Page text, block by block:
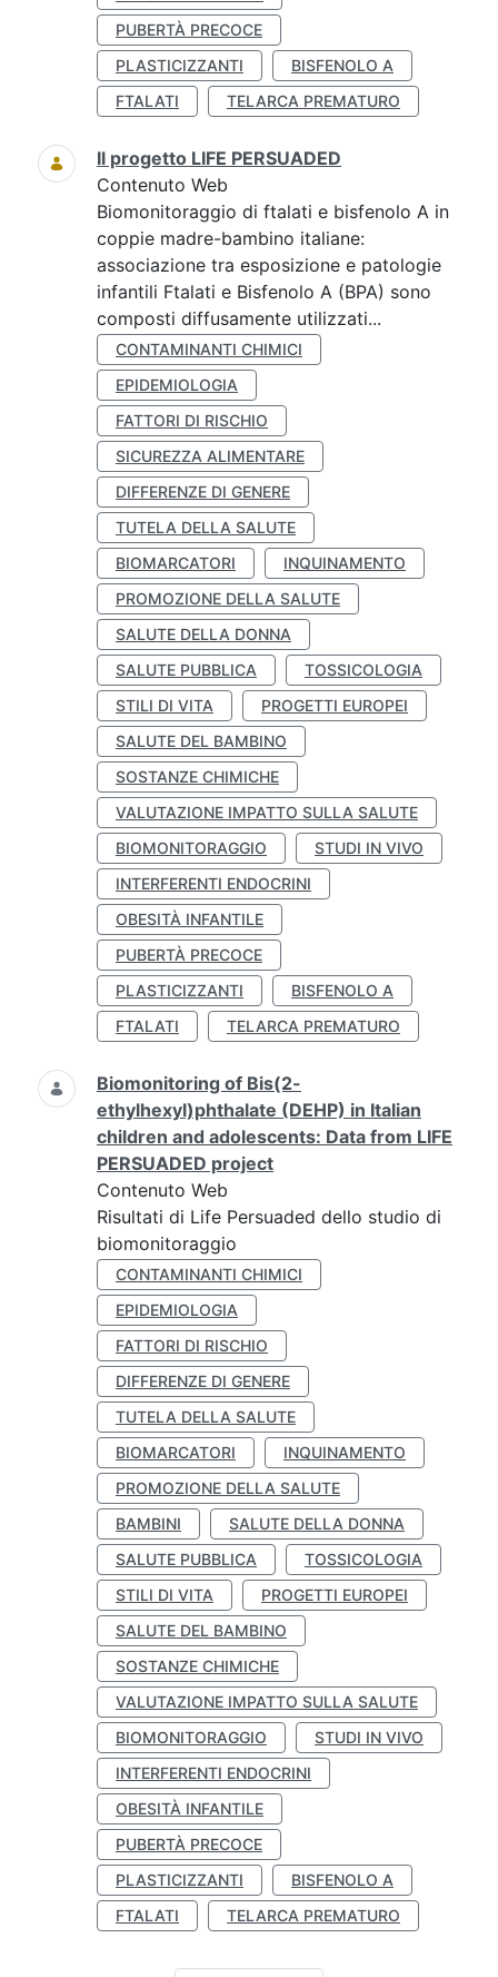
PUBERTÀ PRECOCE
PLASTICIZZANTI
BISFENOLO A
FTALATI
TELARCA PREMATURO
Il progetto LIFE PERSUADED
Contenuto Web
Biomonitoraggio di ftalati e bisfenolo A in
coppie madre-bambino italiane:
associazione tra esposizione e patologie
infantili Ftalati e Bisfenolo A (BPA) sono
composti diffusamente utilizzati...
CONTAMINANTI CHIMICI
EPIDEMIOLOGIA
FATTORI DI RISCHIO
SICUREZZA ALIMENTARE
DIFFERENZE DI GENERE
TUTELA DELLA SALUTE
BIOMARCATORI
INQUINAMENTO
PROMOZIONE DELLA SALUTE
SALUTE DELLA DONNA
SALUTE PUBBLICA
TOSSICOLOGIA
STILI DI VITA
PROGETTI EUROPEI
SALUTE DEL BAMBINO
SOSTANZE CHIMICHE
VALUTAZIONE IMPATTO SULLA SALUTE
BIOMONITORAGGIO
STUDI IN VIVO
INTERFERENTI ENDOCRINI
OBESITÀ INFANTILE
PUBERTÀ PRECOCE
PLASTICIZZANTI
BISFENOLO A
FTALATI
TELARCA PREMATURO
Biomonitoring of Bis(2-
ethylhexyl)phthalate (DEHP) in Italian
children and adolescents: Data from LIFE
PERSUADED project
Contenuto Web
Risultati di Life Persuaded dello studio di
biomonitoraggio
CONTAMINANTI CHIMICI
EPIDEMIOLOGIA
FATTORI DI RISCHIO
DIFFERENZE DI GENERE
TUTELA DELLA SALUTE
BIOMARCATORI
INQUINAMENTO
PROMOZIONE DELLA SALUTE
BAMBINI
SALUTE DELLA DONNA
SALUTE PUBBLICA
TOSSICOLOGIA
STILI DI VITA
PROGETTI EUROPEI
SALUTE DEL BAMBINO
SOSTANZE CHIMICHE
VALUTAZIONE IMPATTO SULLA SALUTE
BIOMONITORAGGIO
STUDI IN VIVO
INTERFERENTI ENDOCRINI
OBESITÀ INFANTILE
PUBERTÀ PRECOCE
PLASTICIZZANTI
BISFENOLO A
FTALATI
TELARCA PREMATURO